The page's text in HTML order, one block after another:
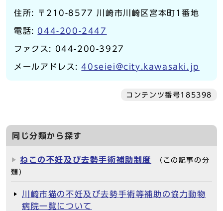
住所: 〒210-8577 川崎市川崎区宮本町1番地
電話: 044-200-2447
ファクス: 044-200-3927
メールアドレス:40seiei@city.kawasaki.jp
コンテンツ番号185398
同じ分類から探す
ねこの不妊及び去勢手術補助制度
（この記事の分
類）
川崎市猫の不妊及び去勢手術等補助の協力動物
病院一覧について